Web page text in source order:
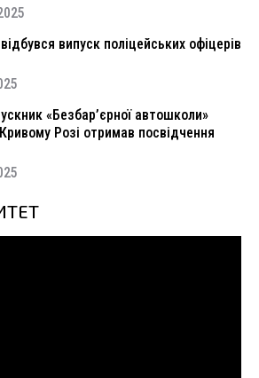
випуск поліцейських офіцерів
«Безбар’єрної автошколи»
Розі отримав посвідчення